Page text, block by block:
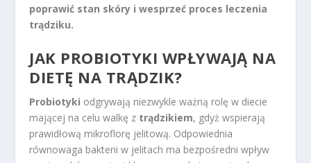
poprawić stan skóry i wesprzeć proces leczenia
trądziku.
JAK PROBIOTYKI WPŁYWAJĄ NA
DIETĘ NA TRĄDZIK?
Probiotyki odgrywają niezwykle ważną rolę w diecie
mającej na celu walkę z trądzikiem, gdyż wspierają
prawidłową mikroflorę jelitową. Odpowiednia
równowaga bakterii w jelitach ma bezpośredni wpływ